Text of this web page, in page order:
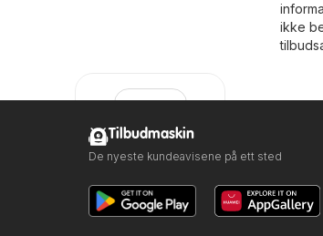
ikke
Tilbudmaskin
De nyeste kundeavisene på ett sted